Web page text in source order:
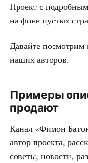
Проект с
на фоне пустых
Давайте
наших авторов.
Примеры
продают
Канал «Фимон
автор проекта,
советы, новости,